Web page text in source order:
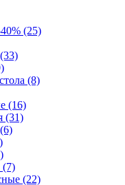
(25)
(8)
(16)
(31)
(7)
(22)